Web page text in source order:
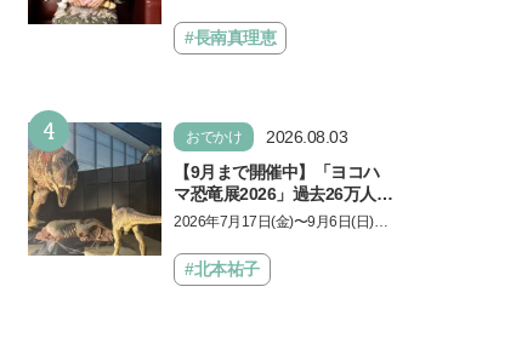
『パウ・パトロール ザ・ダイ
ノ・ムービー』ではあきらめ
の劇場版シリーズ第3弾、映画『パ
ウ・パトロール ザ…
#長南真理恵
4 おでかけ
2026.08.03
【9月まで開催中】「ヨコハ
マ恐竜展2026」過去26万人を
動員した恐竜展が9年ぶりに
しむポイントを完全ガイド
2026年7月17日(金)〜9月6日(日)、
「ヨコハマ恐竜展2026〜恐竜の食
卓大図鑑〜」が開催…
#北本祐子